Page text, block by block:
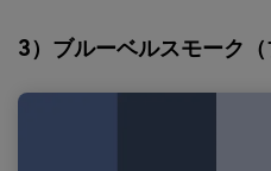
3）ブルーベルスモーク（